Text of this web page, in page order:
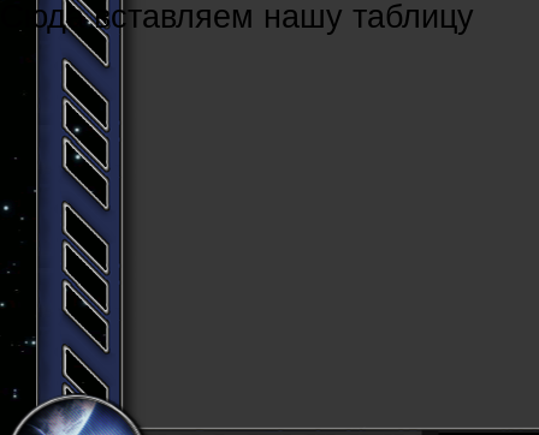
Cюда вставляем нашу таблицу